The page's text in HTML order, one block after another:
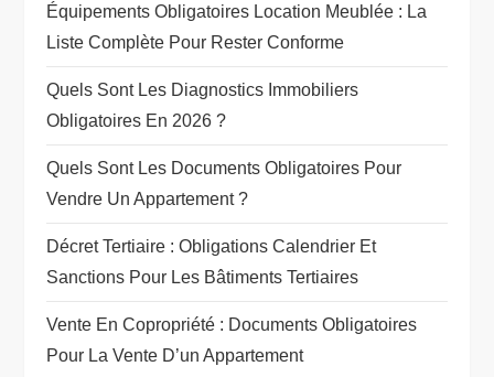
Équipements Obligatoires Location Meublée : La
Liste Complète Pour Rester Conforme
Quels Sont Les Diagnostics Immobiliers
Obligatoires En 2026 ?
Quels Sont Les Documents Obligatoires Pour
Vendre Un Appartement ?
Décret Tertiaire : Obligations Calendrier Et
Sanctions Pour Les Bâtiments Tertiaires
Vente En Copropriété : Documents Obligatoires
Pour La Vente D’un Appartement